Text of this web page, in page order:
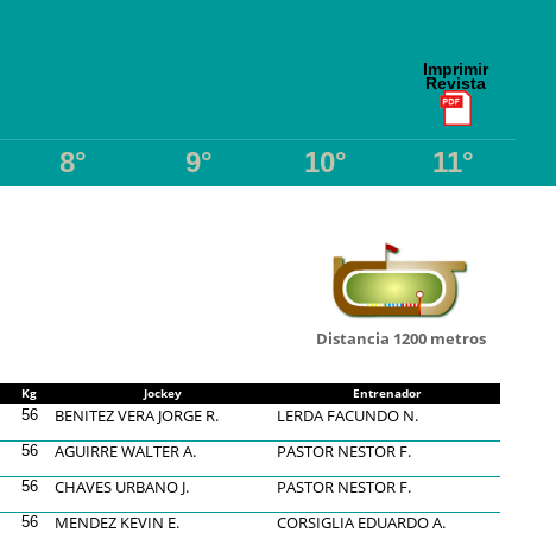
Imprimir
Revista
8° 9° 10° 11°
Distancia 1200 metros
Kg Jockey Entrenador
56 BENITEZ VERA JORGE R.
LERDA FACUNDO N.
56 AGUIRRE WALTER A.
PASTOR NESTOR F.
56 CHAVES URBANO J.
PASTOR NESTOR F.
56 MENDEZ KEVIN E. CORSIGLIA EDUARDO A.